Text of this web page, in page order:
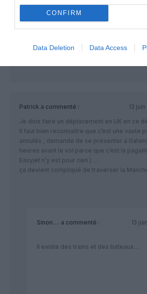
CONFIRM
Data Deletion Data Access
CyrilA321a commenté :
13
Pas la peine de s’enflammer ce n’est pas la
qu’une info , qu’une lettre est divulguée et
foin donc c’est normal et le travail
Patrick a commenté :
13
Je dois faire un déplacement en UK en ce
Il faut bien reconnaitre que c’est une vaste
annulés , demande de se présenter à
heures avant le vol parce que c’est la
Easyjet n’y est pour rien ) …
ça devient compliqué de traverser la
Sinon…. a commenté :
13
Il existe des trains et des bateaux…